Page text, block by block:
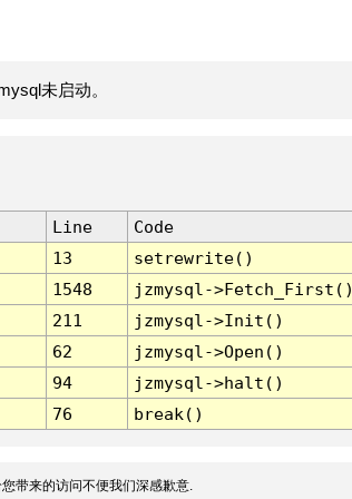
未启动。
Line
Code
13
setrewrite()
1548
jzmysql-
211
jzmysql->Init()
62
jzmysql->Open()
94
jzmysql->halt()
76 break()
带来的访问不便我们深感歉意.